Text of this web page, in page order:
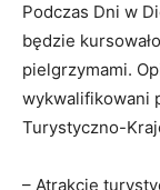
Podczas Dni w
będzie
pielgrzymami.
wykwalifikowani
Turystyczno-
– Atrakcje